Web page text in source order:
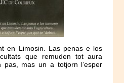
en Limosin. Las penas e los
que remuden tot aura
pas, mas un a totjorn l’esper